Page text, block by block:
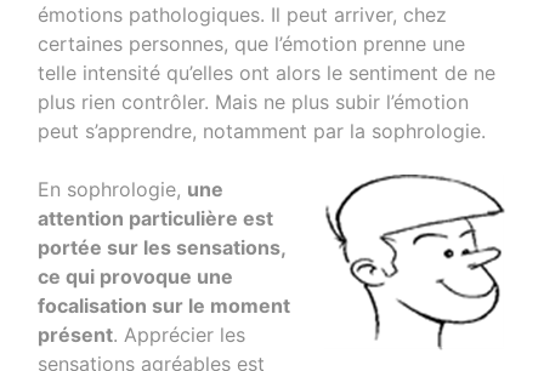
émotions pathologiques. Il peut arriver, chez
certaines personnes, que l’émotion prenne une
telle intensité qu’elles ont alors le sentiment de ne
plus rien contrôler. Mais ne plus subir l’émotion
peut s’apprendre, notamment par la sophrologie.
En sophrologie, une
attention particulière est
portée sur les sensations,
ce qui provoque une
focalisation sur le moment
présent. Apprécier les
sensations agréables est